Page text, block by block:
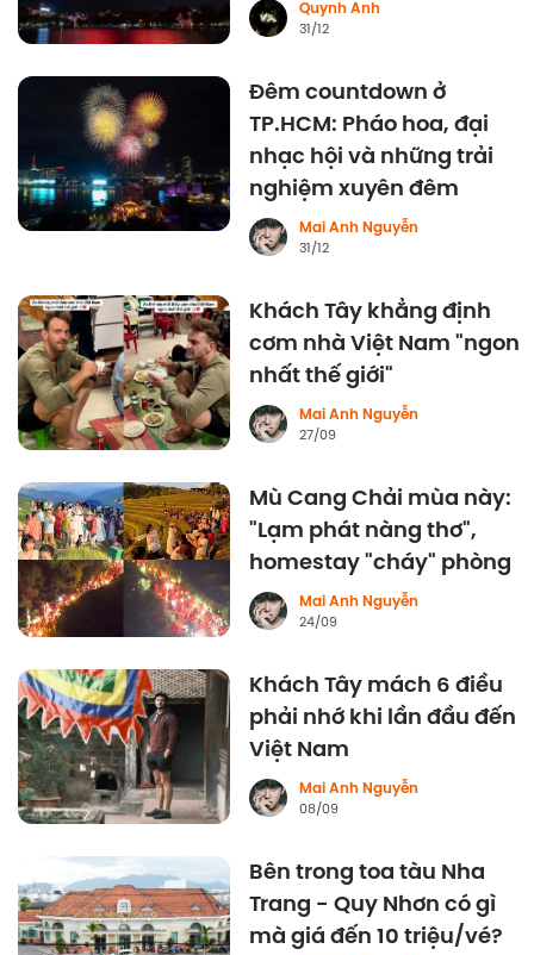
Quynh Anh
31/12
Đêm countdown ở
TP.HCM: Pháo hoa, đại
nhạc hội và những trải
nghiệm xuyên đêm
Mai Anh Nguyễn
31/12
Khách Tây khẳng định
cơm nhà Việt Nam "ngon
nhất thế giới"
Mai Anh Nguyễn
27/09
Mù Cang Chải mùa này:
"Lạm phát nàng thơ",
homestay "cháy" phòng
Mai Anh Nguyễn
24/09
Khách Tây mách 6 điều
phải nhớ khi lần đầu đến
Việt Nam
Mai Anh Nguyễn
08/09
Bên trong toa tàu Nha
Trang - Quy Nhơn có gì
mà giá đến 10 triệu/vé?